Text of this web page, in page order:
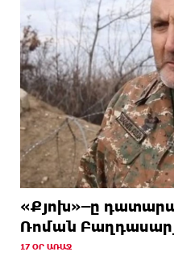
«Քյոխ»–ը
Ռոման
17 ՕՐ ԱՌԱՋ